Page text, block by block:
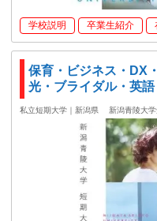
学校説明 卒業生紹介
保育・ビジネス・DX
光・ブライダル・英語
私立短期大学｜新潟県 新潟青陵大